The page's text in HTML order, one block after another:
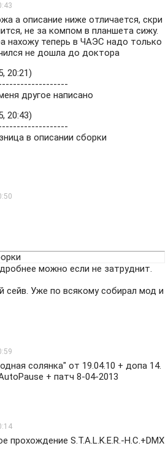
а описание ниже отличается, скри
не за компом в планшета сижу.
нахожу теперь в ЧАЭС надо только
не дошла до доктора
20:21)
другое написано
20:43)
в описании сборки
можно если не затруднит.
сейв. Уже по всякому собирал мод и
солянка" от 19.04.10 + допа 14.
+ патч 8-04-2013
прохождение S.T.A.L.K.E.R.-Н.С.+DMX